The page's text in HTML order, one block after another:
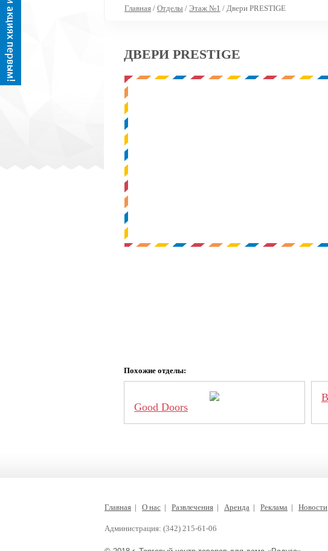
Главная / Отделы / Этаж №1 / Двери PRESTIGE
ДВЕРИ PRESTIGE
Похожие отделы:
Good Doors
Администрация: (342) 215-61-06
Главная | О нас | Развлечения | Аренда | Реклама | Новости